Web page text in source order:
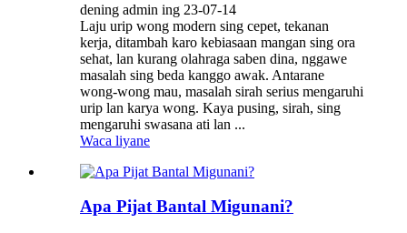
dening admin ing 23-07-14
Laju urip wong modern sing cepet, tekanan
kerja, ditambah karo kebiasaan mangan sing ora
sehat, lan kurang olahraga saben dina, nggawe
masalah sing beda kanggo awak. Antarane
wong-wong mau, masalah sirah serius mengaruhi
urip lan karya wong. Kaya pusing, sirah, sing
mengaruhi swasana ati lan ...
Waca liyane
Apa Pijat Bantal Migunani?